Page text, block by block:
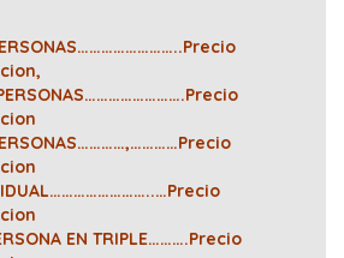
EN TRIPLE……….Precio